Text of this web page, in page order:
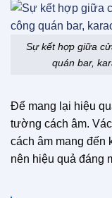
Sự kết hợp giữa
quán bar,
Để mang lại hiệu
tường cách âm.
cách âm mang đến
nên hiệu quả đáng